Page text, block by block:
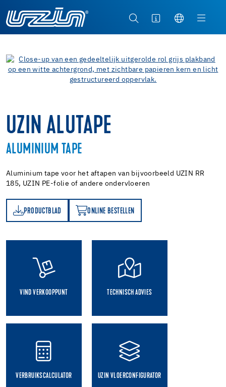
UZIN ALUTAPE
ALUMINIUM TAPE
Aluminium tape voor het aftapen van bijvoorbeeld UZIN RR
185, UZIN PE-folie of andere ondervloeren
PRODUCTBLAD ONLINE BESTELLEN
ONLINE BESTELLEN
VIND VERKOOPPUNT TECHNISCH ADVIES
VERBRUIKSCALCULATOR UZIN VLOERCONFIGURATOR